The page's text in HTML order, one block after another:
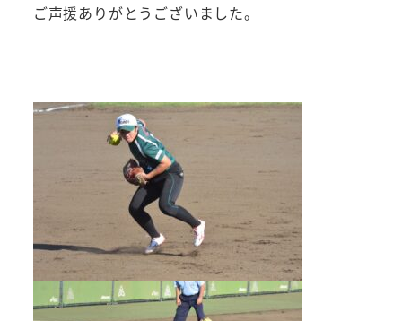
ご声援ありがとうございました。